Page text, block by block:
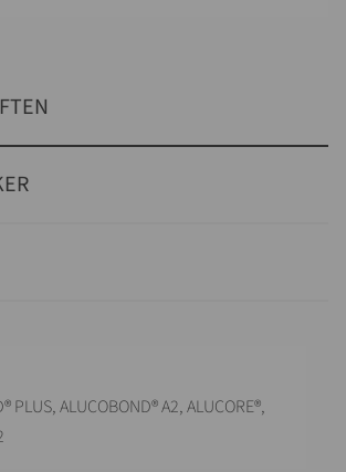
PLUS, ALUCOBOND® A2, ALUCORE®,